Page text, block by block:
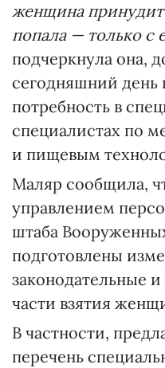
женщина
попала — только с
подчеркнула она,
сегодняшний день
потребность в
специалистах по
и пищевым
Маляр сообщила,
управлением
штаба
подготовлены
законодательные
части взятия
В частности,
перечень